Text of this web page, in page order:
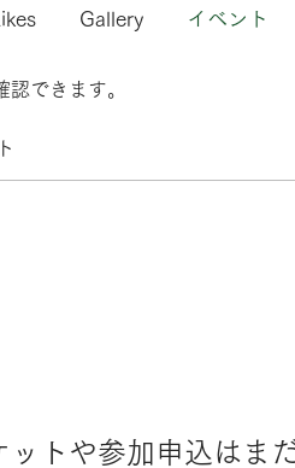
できます。
ットや参加申込はま
Gallery イベント